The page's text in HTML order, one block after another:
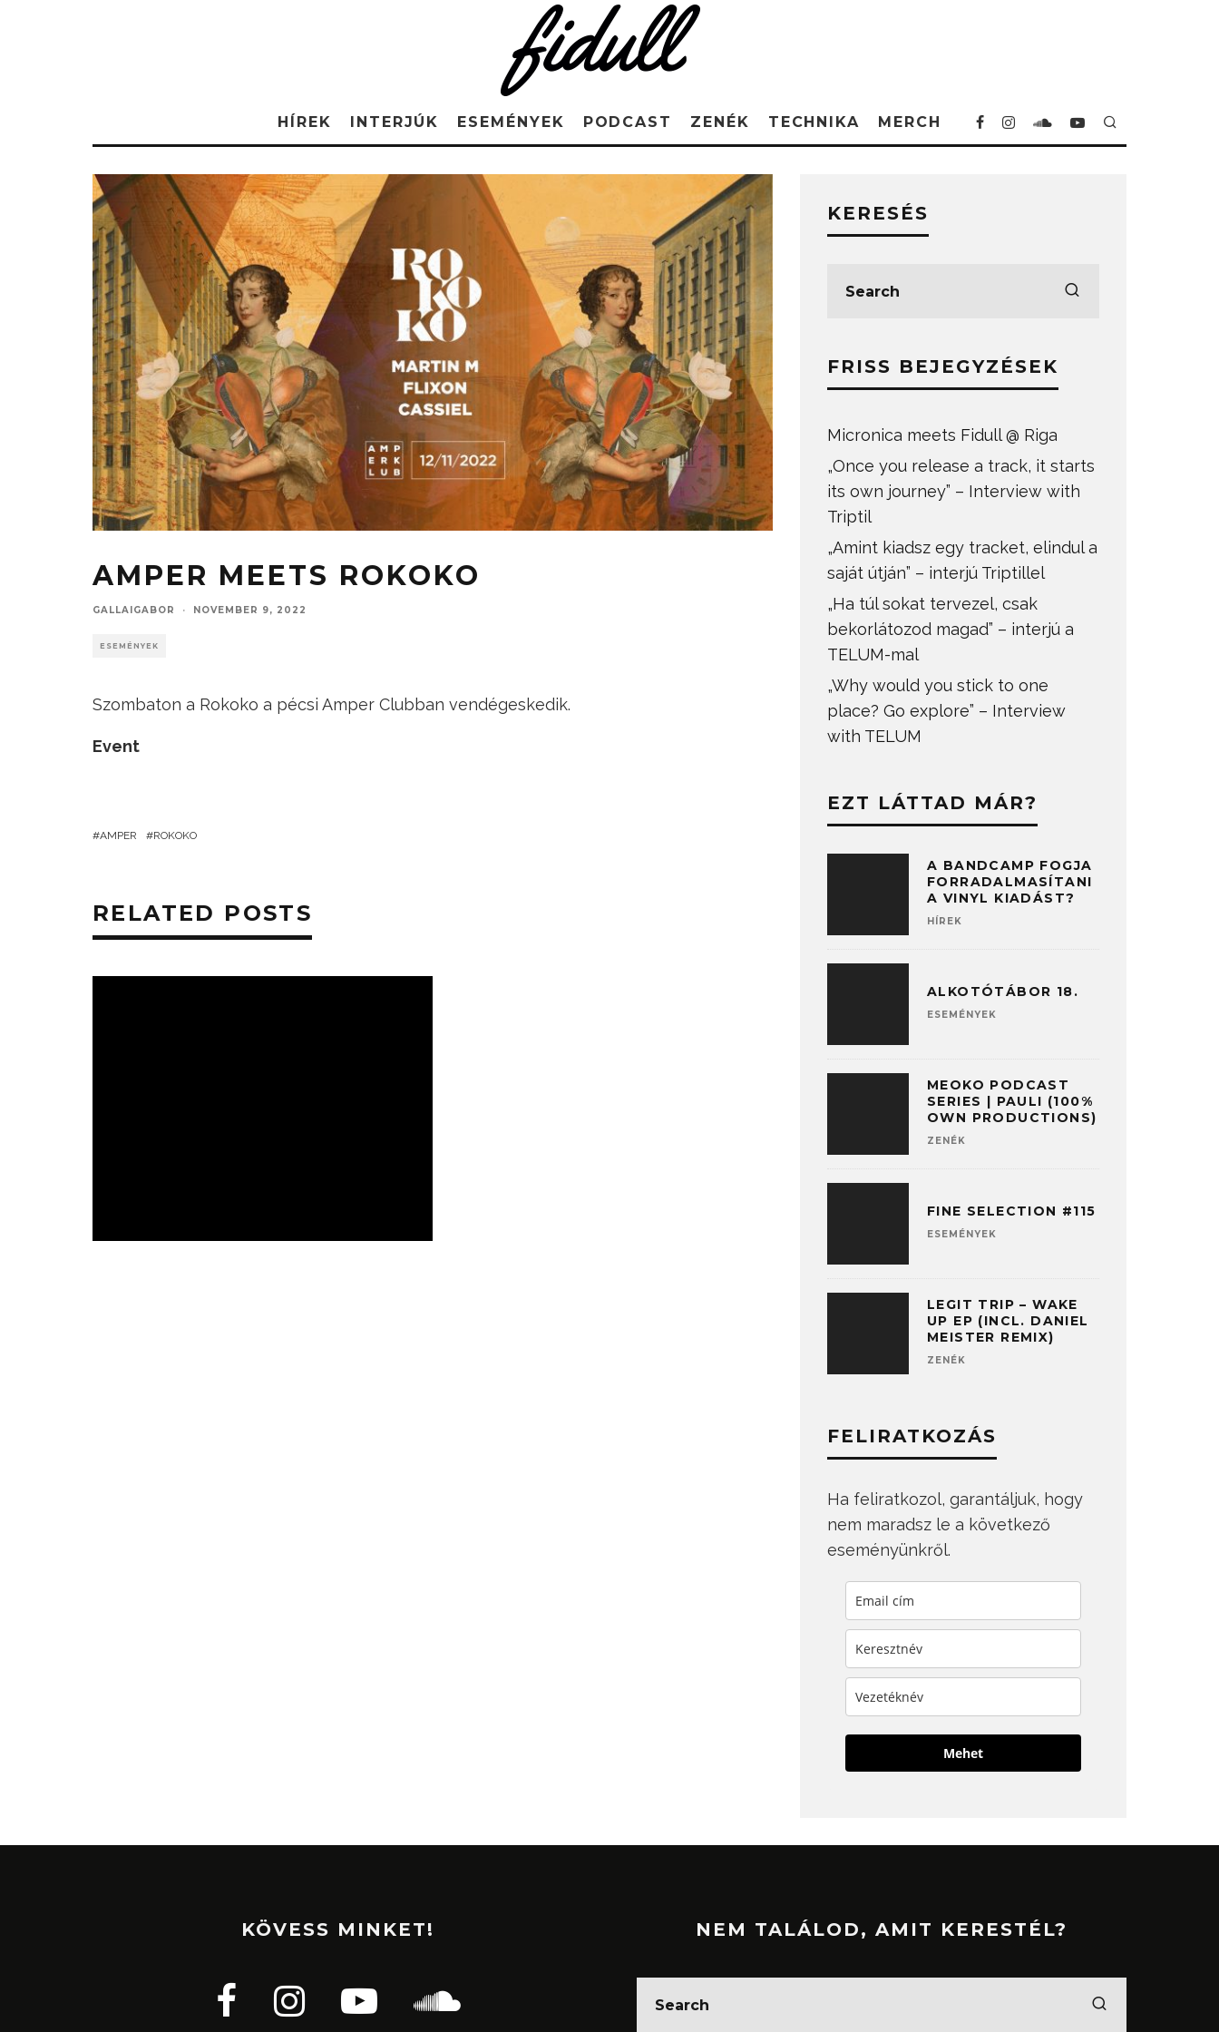
HÍREK INTERJÚK ESEMÉNYEK PODCAST ZENÉK TECHNIKA MERCH
AMPER MEETS ROKOKO
GALLAIGABOR · NOVEMBER 9, 2022
ESEMÉNYEK
Szombaton a Rokoko a pécsi Amper Clubban vendégeskedik.
Event
AMPER ROKOKO
RELATED POSTS
KERESÉS
FRISS BEJEGYZÉSEK
Micronica meets Fidull @ Riga
„Once you release a track, it starts
its own journey” – Interview with
Triptil
„Amint kiadsz egy tracket, elindul a
saját útján” – interjú Triptillel
„Ha túl sokat tervezel, csak
bekorlátozod magad” – interjú a
TELUM-mal
„Why would you stick to one
place? Go explore” – Interview
with TELUM
EZT LÁTTAD MÁR?
A BANDCAMP FOGJA
FORRADALMASÍTANI
A VINYL KIADÁST?
HÍREK
ALKOTÓTÁBOR 18.
ESEMÉNYEK
MEOKO PODCAST
SERIES | PAULI (100%
OWN PRODUCTIONS)
ZENÉK
FINE SELECTION #115
ESEMÉNYEK
LEGIT TRIP – WAKE
UP EP (INCL. DANIEL
MEISTER REMIX)
ZENÉK
FELIRATKOZÁS
Ha feliratkozol, garantáljuk, hogy
nem maradsz le a következő
eseményünkről.
Mehet
KÖVESS MINKET! NEM TALÁLOD, AMIT KERESTÉL?